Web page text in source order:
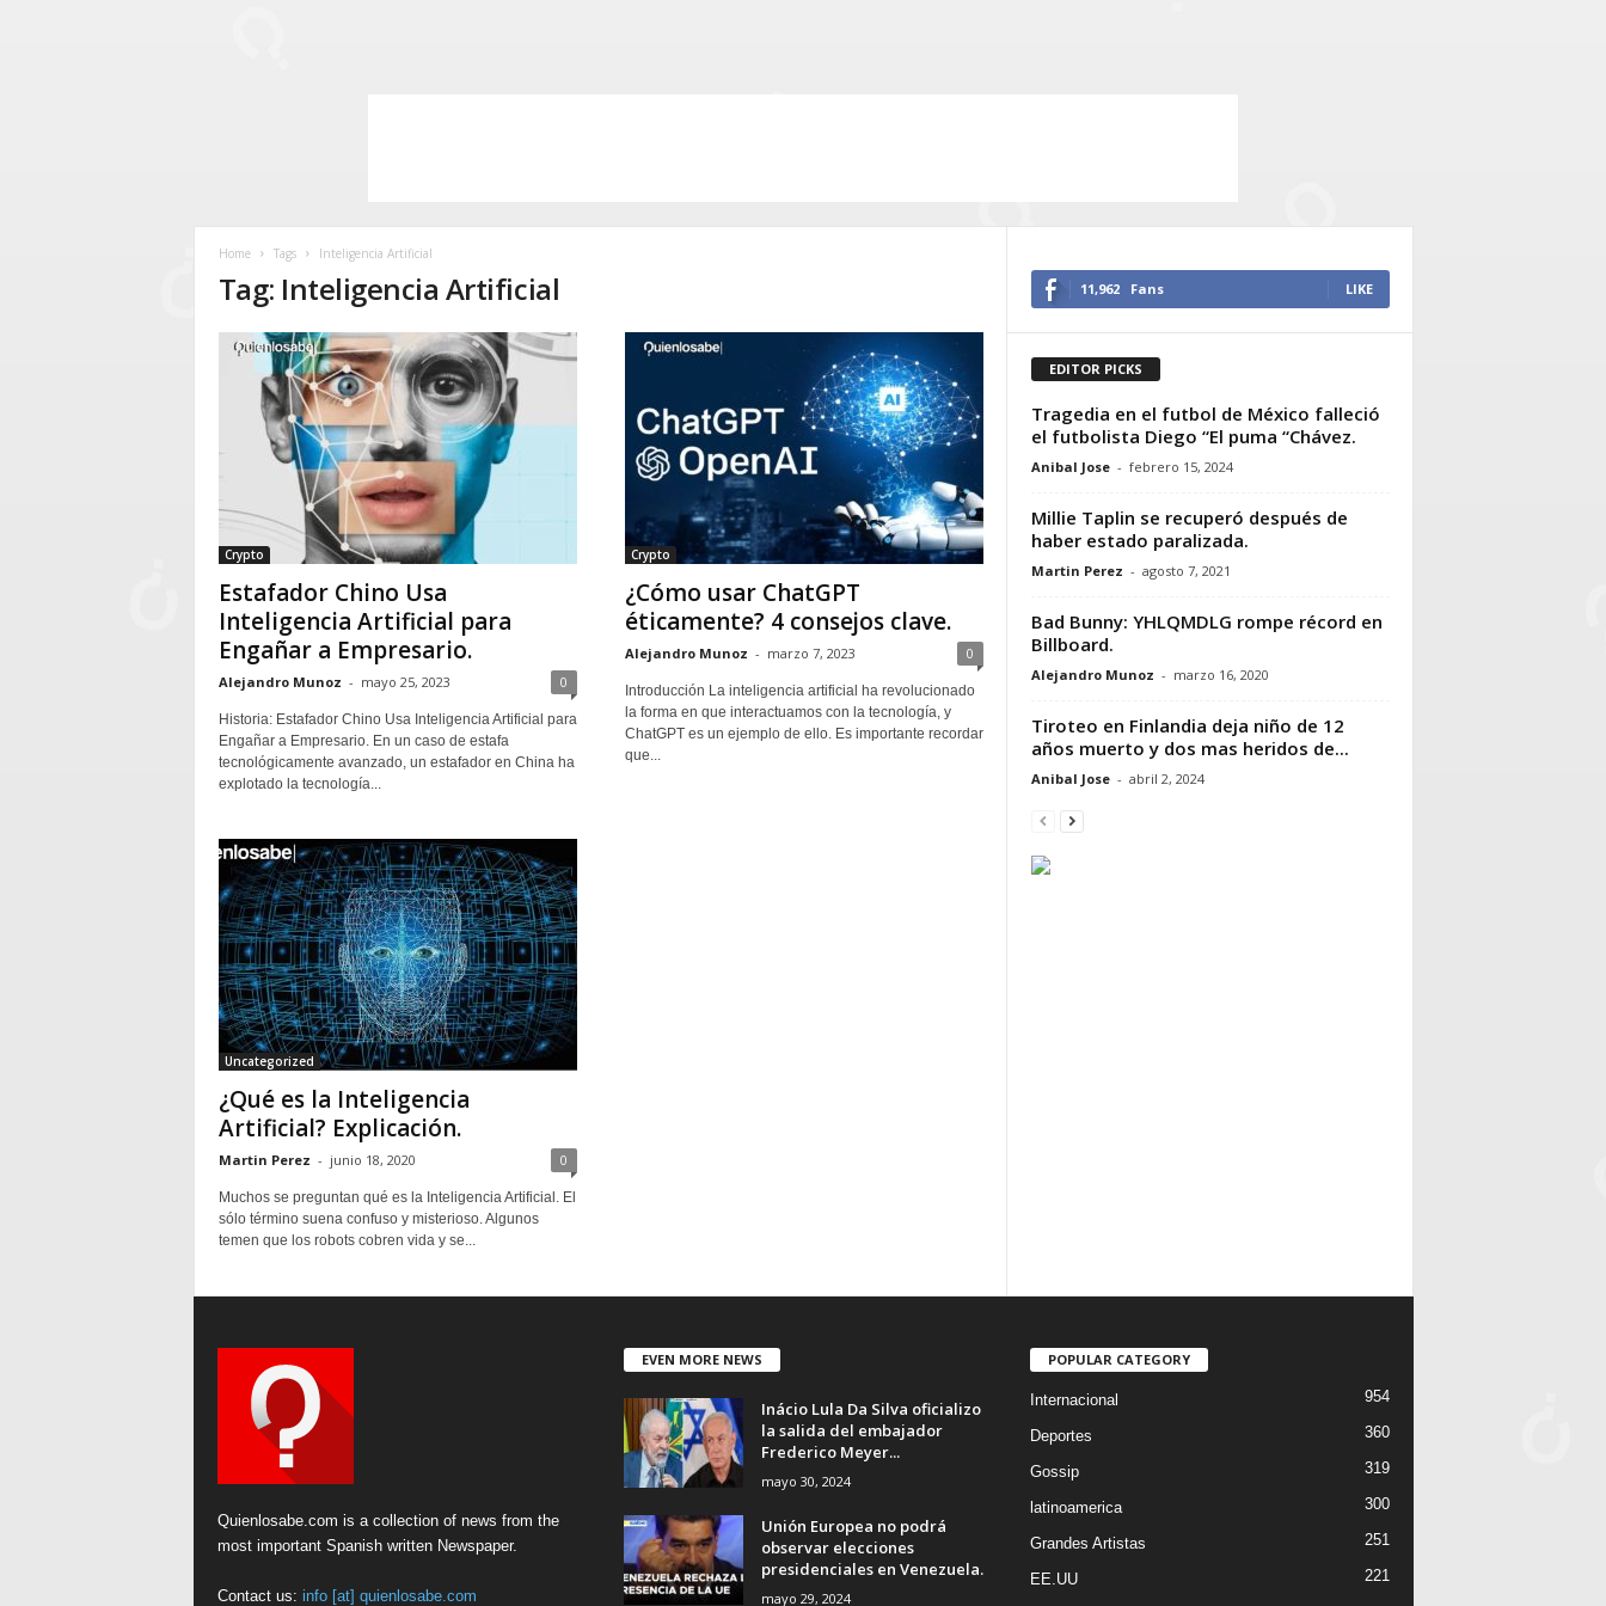
Home Tags Inteligencia Artificial
Tag: Inteligencia Artificial
Crypto
Estafador Chino Usa
Inteligencia Artificial para
Engañar a Empresario.
Alejandro Munoz - mayo 25, 2023 0
Historia: Estafador Chino Usa Inteligencia Artificial para
Engañar a Empresario. En un caso de estafa
tecnológicamente avanzado, un estafador en China ha
explotado la tecnología...
Crypto
¿Cómo usar ChatGPT
éticamente? 4 consejos clave.
Alejandro Munoz - marzo 7, 2023 0
Introducción La inteligencia artificial ha revolucionado
la forma en que interactuamos con la tecnología, y
ChatGPT es un ejemplo de ello. Es importante recordar
que...
Uncategorized
¿Qué es la Inteligencia
Artificial? Explicación.
Martin Perez - junio 18, 2020 0
Muchos se preguntan qué es la Inteligencia Artificial. El
sólo término suena confuso y misterioso. Algunos
temen que los robots cobren vida y se...
11,962 Fans LIKE
EDITOR PICKS
Tragedia en el futbol de México falleció
el futbolista Diego “El puma “Chávez.
Anibal Jose - febrero 15, 2024
Millie Taplin se recuperó después de
haber estado paralizada.
Martin Perez - agosto 7, 2021
Bad Bunny: YHLQMDLG rompe récord en
Billboard.
Alejandro Munoz - marzo 16, 2020
Tiroteo en Finlandia deja niño de 12
años muerto y dos mas heridos de...
Anibal Jose - abril 2, 2024
Quienlosabe.com is a collection of news from the
most important Spanish written Newspaper.
Contact us: info [at] quienlosabe.com
EVEN MORE NEWS
Inácio Lula Da Silva oficializo
la salida del embajador
Frederico Meyer...
mayo 30, 2024
Unión Europea no podrá
observar elecciones
presidenciales en Venezuela.
mayo 29, 2024
POPULAR CATEGORY
Internacional 954
Deportes 360
Gossip 319
latinoamerica 300
Grandes Artistas 251
EE.UU 221